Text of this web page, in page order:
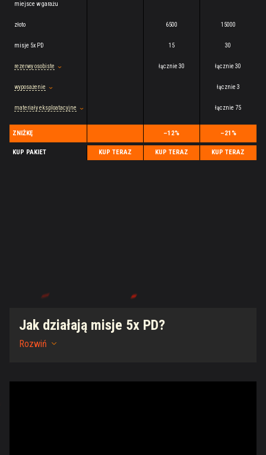
miejsce w garażu
złoto
misje 5x PD
rezerwy osobiste
wyposażenie
materiały eksploatacyjne
ZNIŻKĘ
KUP PAKIET KUP TERAZ
6500
15
łącznie 30
–12%
KUP TERAZ
15000
30
łącznie 30
łącznie 3
łącznie 75
–21%
KUP TERAZ
Jak działają misje 5x PD?
Rozwiń